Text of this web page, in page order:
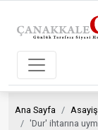
Ana Sayfa
Asayiş
'Dur' ihtarına